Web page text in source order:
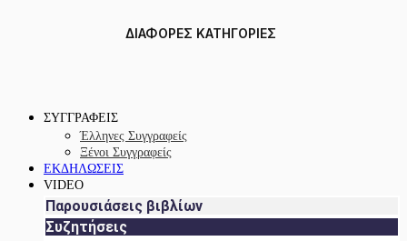
ΔΙΑΦΟΡΕΣ ΚΑΤΗΓΟΡΙΕΣ
ΣΥΓΓΡΑΦΕΙΣ
Έλληνες Συγγραφείς
Ξένοι Συγγραφείς
ΕΚΔΗΛΩΣΕΙΣ
VIDEO
Παρουσιάσεις βιβλίων
Συζητήσεις